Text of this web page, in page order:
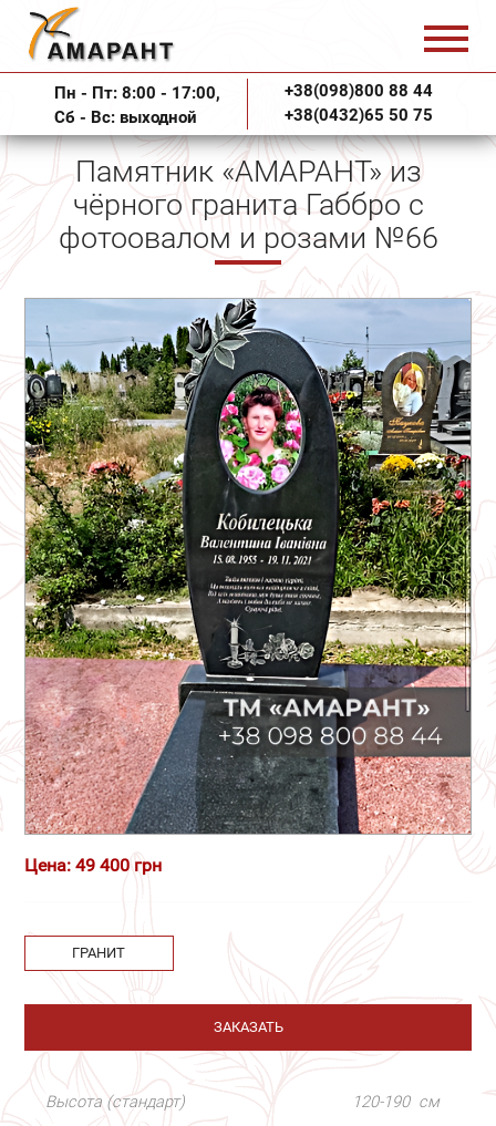
Пн - Пт: 8:00 - 17:00,
Сб - Вс: выходной
+38(098)800 88 44
+38(0432)65 50 75
Памятник «АМАРАНТ» из
чёрного гранита Габбро с
фотоовалом и розами №66
Цена: 49 400 грн
ГРАНИТ
ЗАКАЗАТЬ
Высота (стандарт) 120-190 см